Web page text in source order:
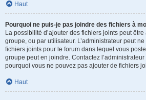
Haut
Pourquoi ne puis-je pas joindre des fichiers à
La possibilité d’ajouter des fichiers joints peut
groupe, ou par utilisateur. L’administrateur peut
fichiers joints pour le forum dans lequel vous
groupe peut en joindre. Contactez
pourquoi vous ne pouvez pas ajouter de fichiers
Haut